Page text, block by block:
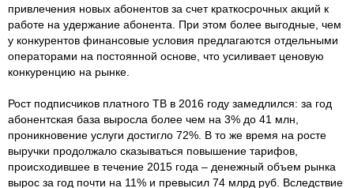
привлечения новых абонентов за счет краткосрочных акций к
работе на удержание абонента. При этом более выгодные, чем
у конкурентов финансовые условия предлагаются отдельными
операторами на постоянной основе, что усиливает ценовую
конкуренцию на рынке.
Рост подписчиков платного ТВ в 2016 году замедлился: за год
абонентская база выросла более чем на 3% до 41 млн,
проникновение услуги достигло 72%. В то же время на росте
выручки продолжало сказываться повышение тарифов,
происходившее в течение 2015 года – денежный объем рынка
вырос за год почти на 11% и превысил 74 млрд руб. Вследствие